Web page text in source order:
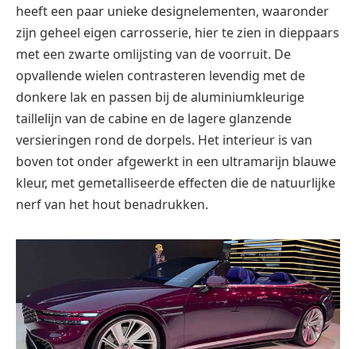
heeft een paar unieke designelementen, waaronder
zijn geheel eigen carrosserie, hier te zien in dieppaars
met een zwarte omlijsting van de voorruit. De
opvallende wielen contrasteren levendig met de
donkere lak en passen bij de aluminiumkleurige
taillelijn van de cabine en de lagere glanzende
versieringen rond de dorpels. Het interieur is van
boven tot onder afgewerkt in een ultramarijn blauwe
kleur, met gemetalliseerde effecten die de natuurlijke
nerf van het hout benadrukken.